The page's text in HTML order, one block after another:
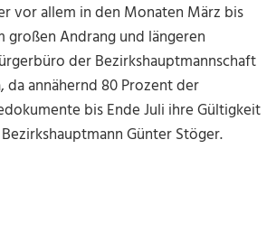
vor allem in den Monaten März bis
großen Andrang und längeren
der Bezirkshauptmannschaft
da annähernd 80 Prozent der
bis Ende Juli ihre Gültigkeit
Günter Stöger.